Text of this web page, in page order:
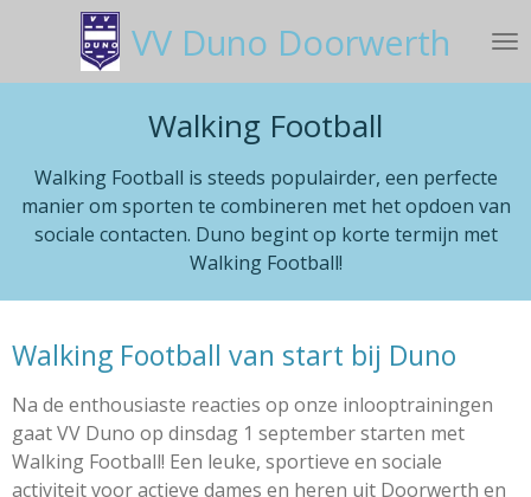
naar
VV Duno Doorwerth
Walking Football
Walking Football is steeds populairder, een perfecte
manier om sporten te combineren met het opdoen van
sociale contacten. Duno begint op korte termijn met
Walking Football!
Walking Football van start bij Duno
Na de enthousiaste reacties op onze inlooptrainingen
gaat VV Duno op dinsdag 1 september starten met
Walking Football! Een leuke, sportieve en sociale
activiteit voor actieve dames en heren uit Doorwerth en